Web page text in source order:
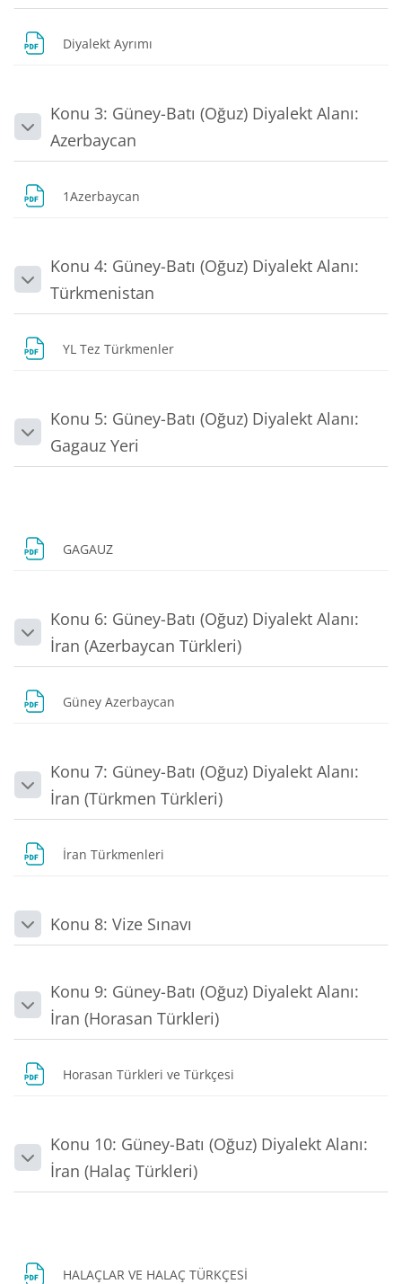
Diyalekt Ayrımı
Daralt
Konu 3: Güney-Batı (Oğuz) Diyalekt Alanı:
Azerbaycan
1Azerbaycan
Daralt
Konu 4: Güney-Batı (Oğuz) Diyalekt Alanı:
Türkmenistan
YL Tez Türkmenler
Daralt
Konu 5: Güney-Batı (Oğuz) Diyalekt Alanı:
Gagauz Yeri
GAGAUZ
Daralt
Konu 6: Güney-Batı (Oğuz) Diyalekt Alanı:
İran (Azerbaycan Türkleri)
Güney Azerbaycan
Daralt
Konu 7: Güney-Batı (Oğuz) Diyalekt Alanı:
İran (Türkmen Türkleri)
İran Türkmenleri
DaraltKonu 8: Vize Sınavı
Daralt
Konu 9: Güney-Batı (Oğuz) Diyalekt Alanı:
İran (Horasan Türkleri)
Horasan Türkleri ve Türkçesi
Daralt
Konu 10: Güney-Batı (Oğuz) Diyalekt Alanı:
İran (Halaç Türkleri)
HALAÇLAR VE HALAÇ TÜRKÇESİ